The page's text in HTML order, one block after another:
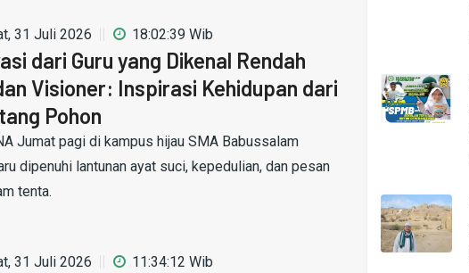
31 Juli 2026 18:02:39 Wib
dari Guru yang Dikenal Rendah
Visioner: Inspirasi Kehidupan dari
Pohon
Jumat pagi di kampus hijau SMA Babussalam
dipenuhi lantunan ayat suci, kepedulian, dan pesan
tenta.
31 Juli 2026 11:34:12 Wib